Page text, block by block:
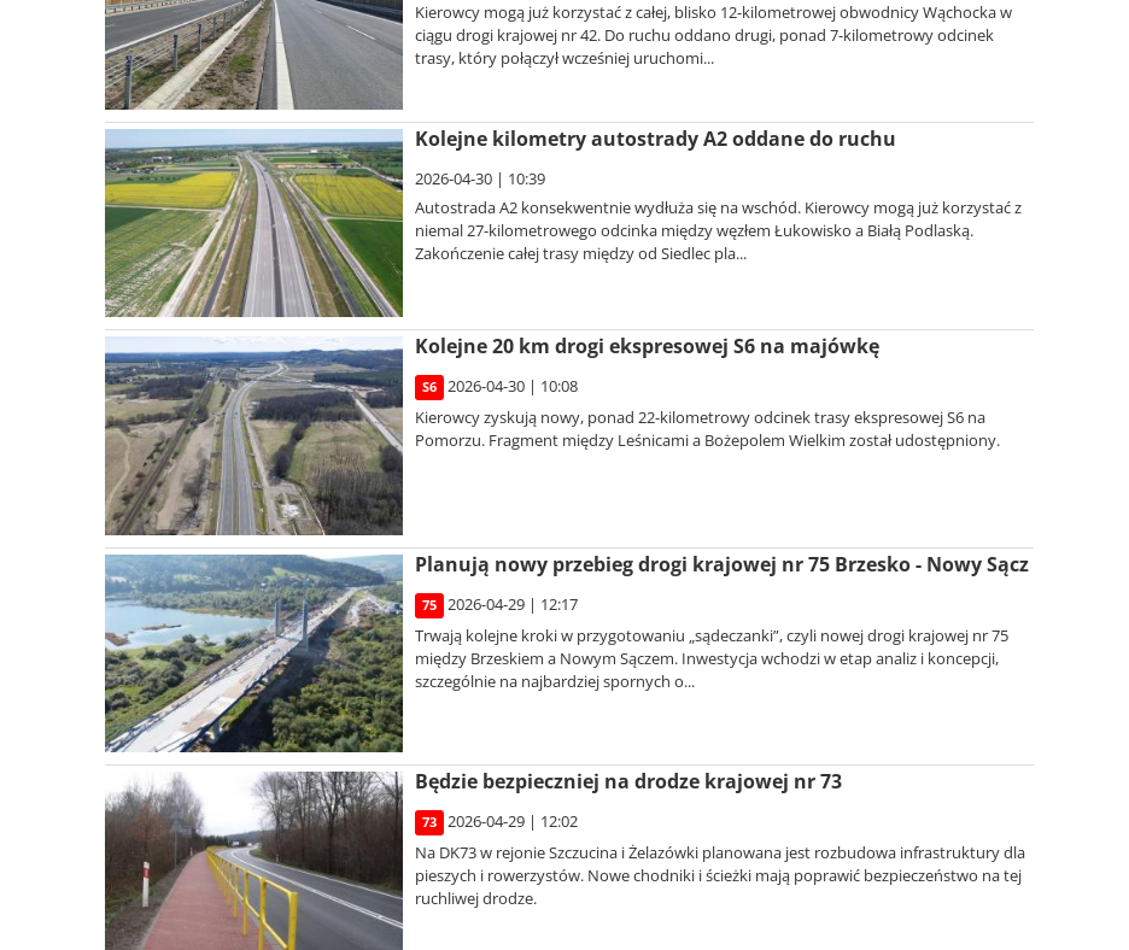
Kierowcy mogą już korzystać z całej, blisko 12-kilometrowej obwodnicy Wąchocka w
ciągu drogi krajowej nr 42. Do ruchu oddano drugi, ponad 7-kilometrowy odcinek
trasy, który połączył wcześniej uruchomi...
Kolejne kilometry autostrady A2 oddane do ruchu
2026-04-30 | 10:39
Autostrada A2 konsekwentnie wydłuża się na wschód. Kierowcy mogą już korzystać z
niemal 27-kilometrowego odcinka między węzłem Łukowisko a Białą Podlaską.
Zakończenie całej trasy między od Siedlec pla...
Kolejne 20 km drogi ekspresowej S6 na majówkę
S6
2026-04-30 | 10:08
Kierowcy zyskują nowy, ponad 22-kilometrowy odcinek trasy ekspresowej S6 na
Pomorzu. Fragment między Leśnicami a Bożepolem Wielkim został udostępniony.
Planują nowy przebieg drogi krajowej nr 75 Brzesko - Nowy Sącz
75
2026-04-29 | 12:17
Trwają kolejne kroki w przygotowaniu „sądeczanki”, czyli nowej drogi krajowej nr 75
między Brzeskiem a Nowym Sączem. Inwestycja wchodzi w etap analiz i koncepcji,
szczególnie na najbardziej spornych o...
Będzie bezpieczniej na drodze krajowej nr 73
73
2026-04-29 | 12:02
Na DK73 w rejonie Szczucina i Żelazówki planowana jest rozbudowa infrastruktury dla
pieszych i rowerzystów. Nowe chodniki i ścieżki mają poprawić bezpieczeństwo na tej
ruchliwej drodze.